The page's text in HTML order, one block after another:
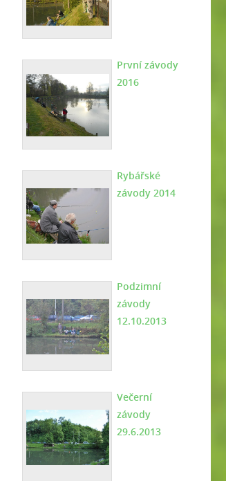
První závody
2016
Rybářské
závody 2014
Podzimní
závody
12.10.2013
Večerní
závody
29.6.2013